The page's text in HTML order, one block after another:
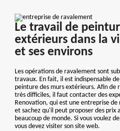
Le travail de
extérieurs dans la
et ses environs
Les opérations de ravalement sont
travaux. En fait, il est indispensable
peinture des murs extérieurs. Afin de
très difficiles, il faut contacter des
Renovation, qui est une entreprise
et sachez qu'il peut proposer des prix
beaucoup de monde. Si vous voulez
vous devez visiter son site web.